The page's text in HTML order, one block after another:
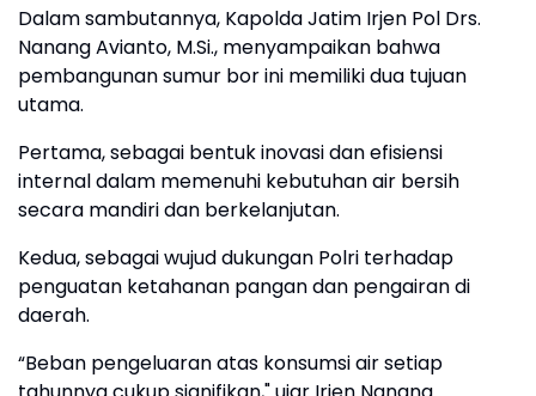
Dalam sambutannya, Kapolda Jatim Irjen Pol Drs.
Nanang Avianto, M.Si., menyampaikan bahwa
pembangunan sumur bor ini memiliki dua tujuan
utama.
Pertama, sebagai bentuk inovasi dan efisiensi
internal dalam memenuhi kebutuhan air bersih
secara mandiri dan berkelanjutan.
Kedua, sebagai wujud dukungan Polri terhadap
penguatan ketahanan pangan dan pengairan di
daerah.
“Beban pengeluaran atas konsumsi air setiap